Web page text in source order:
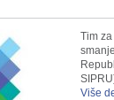
Tim
Više